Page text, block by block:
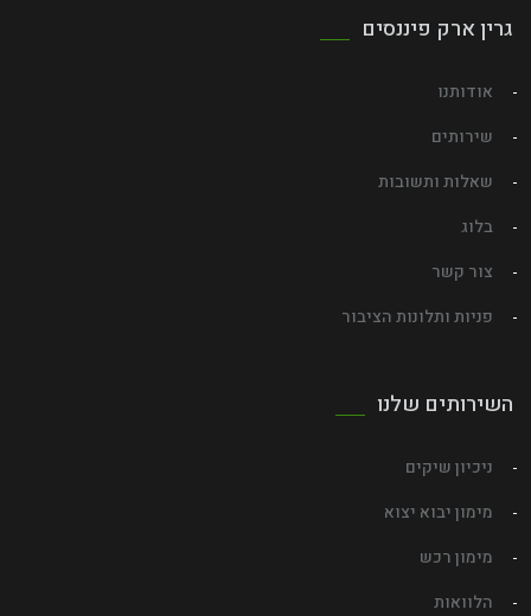
גרין ארק פיננסים
אודותנו
שירותים
שאלות ותשובות
בלוג
צור קשר
פניות ותלונות הציבור
השירותים שלנו
ניכיון שיקים
מימון יבוא יצוא
מימון רכש
הלוואות